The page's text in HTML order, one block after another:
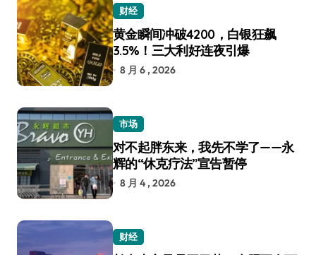
财经
黄金瞬间冲破4200，白银狂飙
3.5%！三大利好连夜引爆
8 月 6 , 2026
市场
对不起胖东来，我先不学了——永
辉的“休克疗法”宣告暂停
8 月 4 , 2026
财经